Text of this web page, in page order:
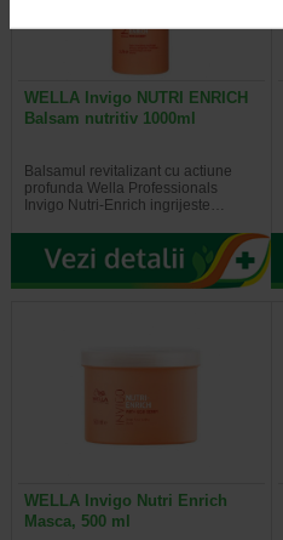
WELLA Invigo NUTRI ENRICH
Balsam nutritiv 1000ml
Balsamul revitalizant cu actiune
profunda Wella Professionals
Invigo Nutri-Enrich ingrijeste…
WELLA Invigo Nutri Enrich
Masca, 500 ml